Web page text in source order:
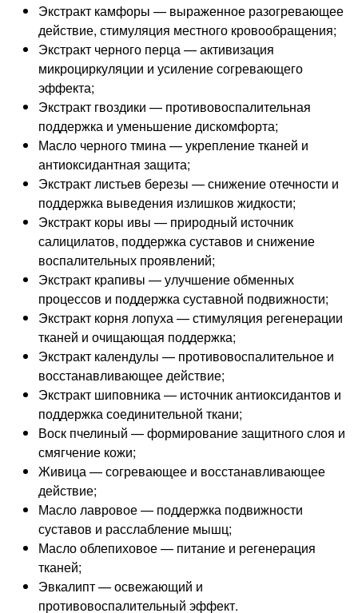
Экстракт камфоры — выраженное разогревающее
действие, стимуляция местного кровообращения;
Экстракт черного перца — активизация
микроциркуляции и усиление согревающего
эффекта;
Экстракт гвоздики — противовоспалительная
поддержка и уменьшение дискомфорта;
Масло черного тмина — укрепление тканей и
антиоксидантная защита;
Экстракт листьев березы — снижение отечности и
поддержка выведения излишков жидкости;
Экстракт коры ивы — природный источник
салицилатов, поддержка суставов и снижение
воспалительных проявлений;
Экстракт крапивы — улучшение обменных
процессов и поддержка суставной подвижности;
Экстракт корня лопуха — стимуляция регенерации
тканей и очищающая поддержка;
Экстракт календулы — противовоспалительное и
восстанавливающее действие;
Экстракт шиповника — источник антиоксидантов и
поддержка соединительной ткани;
Воск пчелиный — формирование защитного слоя и
смягчение кожи;
Живица — согревающее и восстанавливающее
действие;
Масло лавровое — поддержка подвижности
суставов и расслабление мышц;
Масло облепиховое — питание и регенерация
тканей;
Эвкалипт — освежающий и
противовоспалительный эффект.